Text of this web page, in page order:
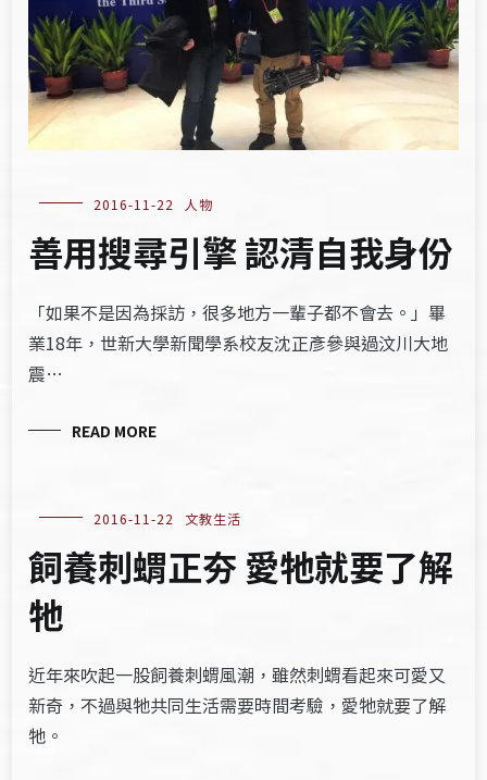
2016-11-22 人物
善用搜尋引擎 認清自我身份
「如果不是因為採訪，很多地方一輩子都不會去。」畢
業18年，世新大學新聞學系校友沈正彥參與過汶川大地
震…
READ MORE
2016-11-22 文教生活
飼養刺蝟正夯 愛牠就要了解
牠
近年來吹起一股飼養刺蝟風潮，雖然刺蝟看起來可愛又
新奇，不過與牠共同生活需要時間考驗，愛牠就要了解
牠。